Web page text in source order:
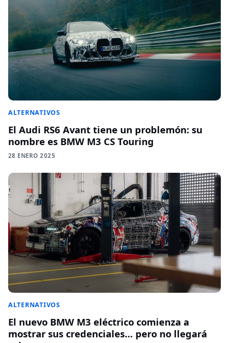
ALTERNATIVOS
El Audi RS6 Avant tiene un problemón: su
nombre es BMW M3 CS Touring
28 ENERO 2025
ALTERNATIVOS
El nuevo BMW M3 eléctrico comienza a
mostrar sus credenciales… pero no llegará